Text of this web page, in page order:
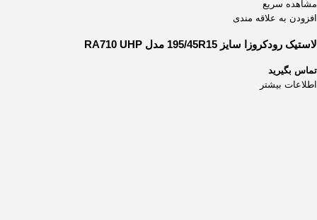
مشاهده سریع
افزودن به علاقه مندی
لاستیک رودکروزا سایز 195/45R15 مدل RA710 UHP
تماس بگیرید
اطلاعات بیشتر